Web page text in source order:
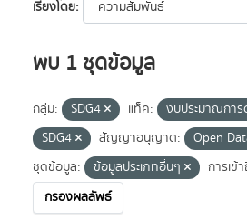
เรียงโดย
พบ 1 ชุดข้อมูล
กลุ่ม: SDG4 แท็ค:
งบประมาณการ
SDG4
สัญญาอนุญาต: Open
ชุดข้อมูล:
ข้อมูลประเภทอื่นๆ การเข้
กรองผลลัพธ์